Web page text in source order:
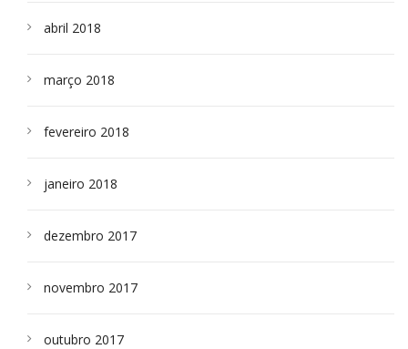
abril 2018
março 2018
fevereiro 2018
janeiro 2018
dezembro 2017
novembro 2017
outubro 2017